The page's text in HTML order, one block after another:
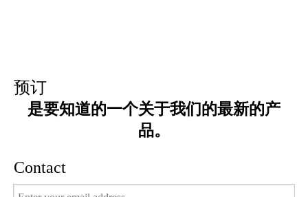
车门放映机光为给放映机光做广告为汽车
预订
是要知道的一个关于我们的最新的产
品。
Contact